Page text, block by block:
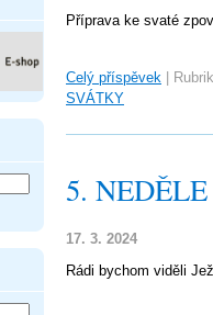
Příprava ke svaté
Celý příspěvek
SVÁTKY
5.
17. 3. 2024
Rádi bychom viděli